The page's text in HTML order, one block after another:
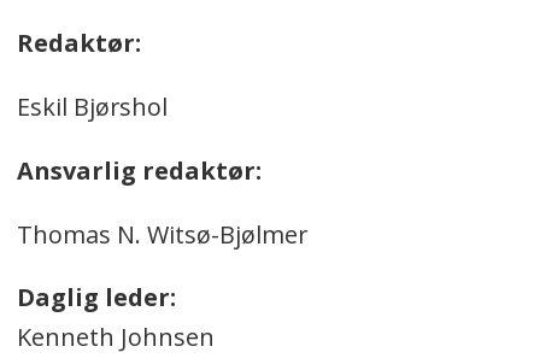
Redaktør:
Eskil Bjørshol
Ansvarlig redaktør:
Thomas N. Witsø-Bjølmer
Daglig leder:
Kenneth Johnsen